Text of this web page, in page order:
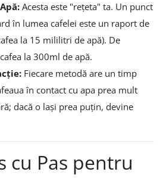
Acesta este "rețeta" ta. Un punct
în lumea cafelei este un raport de
la 15 mililitri de apă). De
la 300ml de apă.
Fiecare metodă are un timp
în contact cu apa prea mult
dacă o lași prea puțin, devine
cu Pas pentru